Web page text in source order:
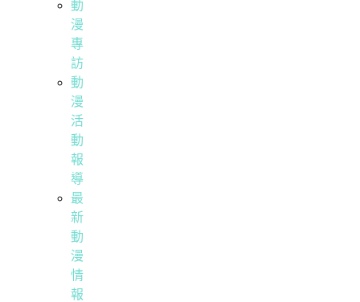
動
漫
專
訪
動
漫
活
動
報
導
最
新
動
漫
情
報